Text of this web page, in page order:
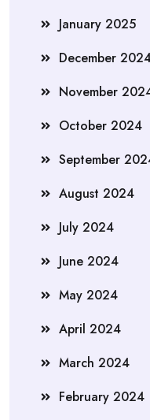
January 2025
December
November
October 2024
September
August 2024
July 2024
June 2024
May 2024
April 2024
March 2024
February 2024